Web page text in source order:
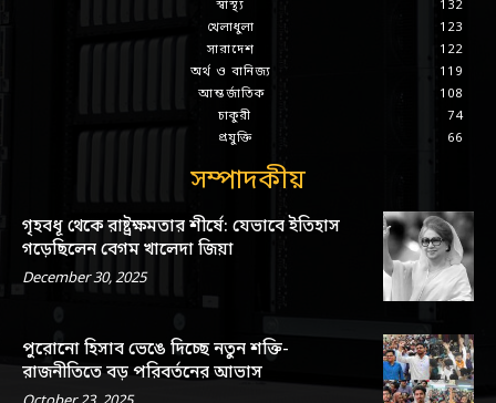
স্বাস্থ্য
132
খেলাধুলা
123
সারাদেশ
122
অর্থ ও বানিজ্য
119
আন্তর্জাতিক
108
চাকুরী
74
প্রযুক্তি
66
সম্পাদকীয়
গৃহবধূ থেকে রাষ্ট্রক্ষমতার শীর্ষে: যেভাবে ইতিহাস
গড়েছিলেন বেগম খালেদা জিয়া
December 30, 2025
পুরোনো হিসাব ভেঙে দিচ্ছে নতুন শক্তি-
রাজনীতিতে বড় পরিবর্তনের আভাস